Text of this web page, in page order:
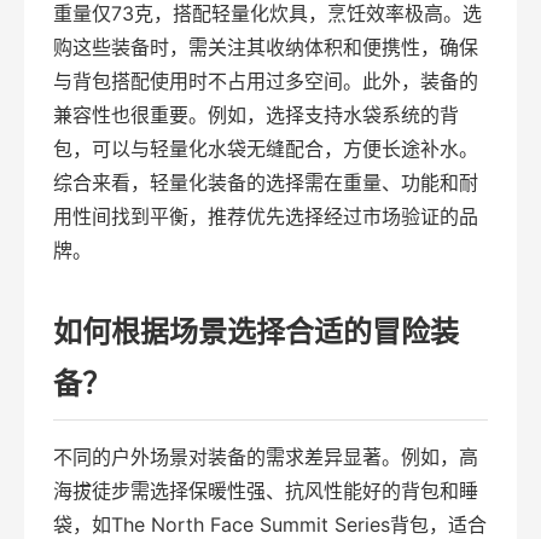
重量仅73克，搭配轻量化炊具，烹饪效率极高。选
购这些装备时，需关注其收纳体积和便携性，确保
与背包搭配使用时不占用过多空间。此外，装备的
兼容性也很重要。例如，选择支持水袋系统的背
包，可以与轻量化水袋无缝配合，方便长途补水。
综合来看，轻量化装备的选择需在重量、功能和耐
用性间找到平衡，推荐优先选择经过市场验证的品
牌。
如何根据场景选择合适的冒险装
备？
不同的户外场景对装备的需求差异显著。例如，高
海拔徒步需选择保暖性强、抗风性能好的背包和睡
袋，如The North Face Summit Series背包，适合